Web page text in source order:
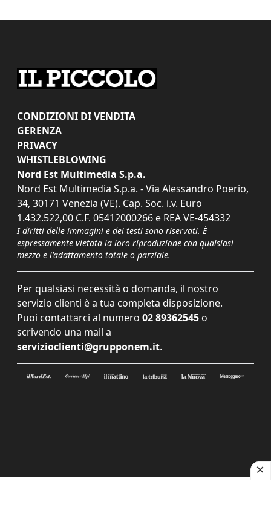
CONDIZIONI DI VENDITA
GERENZA
PRIVACY
WHISTLEBLOWING
Nord Est Multimedia S.p.a.
Nord Est Multimedia S.p.a. - Via Alessandro Poerio,
34, 30171 Venezia (VE). Cap. Soc. i.v. Euro
1.432.522,00 C.F. 05412000266 e REA VE-454332
I diritti delle immagini e dei testi sono riservati. È
espressamente vietata la loro riproduzione con qualsiasi
mezzo e l'adattamento totale o parziale.
Per qualsiasi necessità o domanda, il nostro
servizio clienti è a tua completa disposizione.
Puoi contattarci al numero 02 89362545 o
scrivendo una mail a
servizioclienti@grupponem.it.